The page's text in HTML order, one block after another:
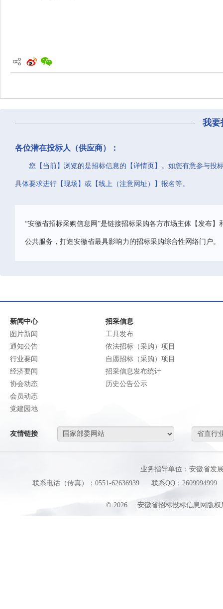
我要
各位潜在投标人（供应商）：
您【当前】浏览的是招标信息的【详情页】。如您有意参与投
具体要求进行【现场】或【线上（注意网址）】报名等。
“安徽省招标采购信息网”是链接招标采购各方市场主体【发布
公共服务，打造安徽省最具影响力的招标采购综合性网络门户。
新闻中心
图片新闻
通知公告
行业要闻
经济要闻
协会动态
会员动态
党建园地
招采信息
工具发布
依法招标（采购）项目
自愿招标（采购）项目
招采信息发布统计
历史公告公示
友情链接
业务指导单位：安徽省发
联系电话（传真）：0551-62636939
联系QQ：2609994999
© 2026 安徽省招标投标信息网版